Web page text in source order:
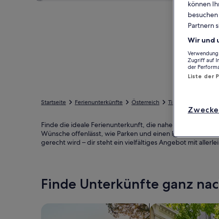
Startseite Ferienunterkünfte Österreich Tirol
Finde die ideale Ferienunterkunft, die nahe Sattelbahn
Wünsche offenlässt, wie Parken und einen Fernseher.
gerecht wird – dir steht ein vielfältiges Angebot mit
Finde Unterkünfte ganz
Suche nach Ferienhäusern Suche nach
können
Partnern
Wir und
Zugriff auf
der
Liste der